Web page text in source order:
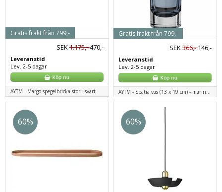
SEK1.175,-470,-
Leveranstid
Lev. 2-5 dagar
Gratis frakt från 799,-
AYTM - Margo spegelbricka stor - svart
SEK366,-146,-
Leveranstid
Lev. 2-5 dagar
Gratis frakt från 799,-
AYTM - Spatia vas (13 x 19 cm) - marinblå
60% 60%